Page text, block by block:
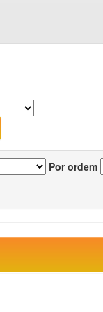
Por ordem